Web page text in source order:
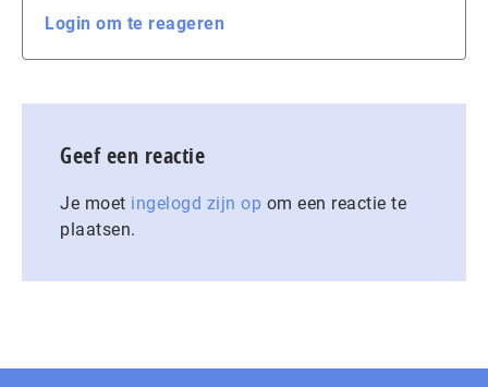
Login om te reageren
Geef een reactie
Je moet ingelogd zijn op om een reactie te
plaatsen.